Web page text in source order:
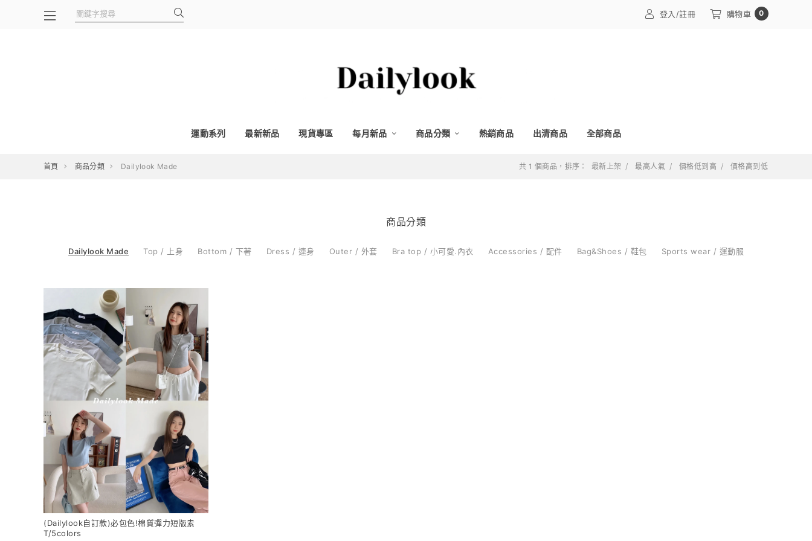
登入/註冊 購物車 0
運動系列 最新新品 現貨專區 每月新品 商品分類 熱銷商品 出清商品 全部商品
首頁 商品分類 Dailylook Made 共 1 個商品，排序： 最新上架 最高人氣 價格低到高 價格高到低
商品分類
Dailylook Made Top / 上身 Bottom / 下著 Dress / 連身 Outer / 外套 Bra top / 小可愛.內衣 Accessories / 配件 Bag&Shoes / 鞋包 Sports wear / 運動服
(Dailylook自訂款)必包色!棉質彈力短版素
T/5colors